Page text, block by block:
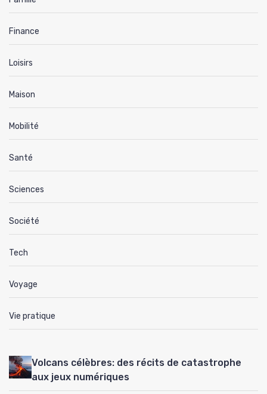
Finance
Loisirs
Maison
Mobilité
Santé
Sciences
Société
Tech
Voyage
Vie pratique
Volcans célèbres: des récits de catastrophe
aux jeux numériques